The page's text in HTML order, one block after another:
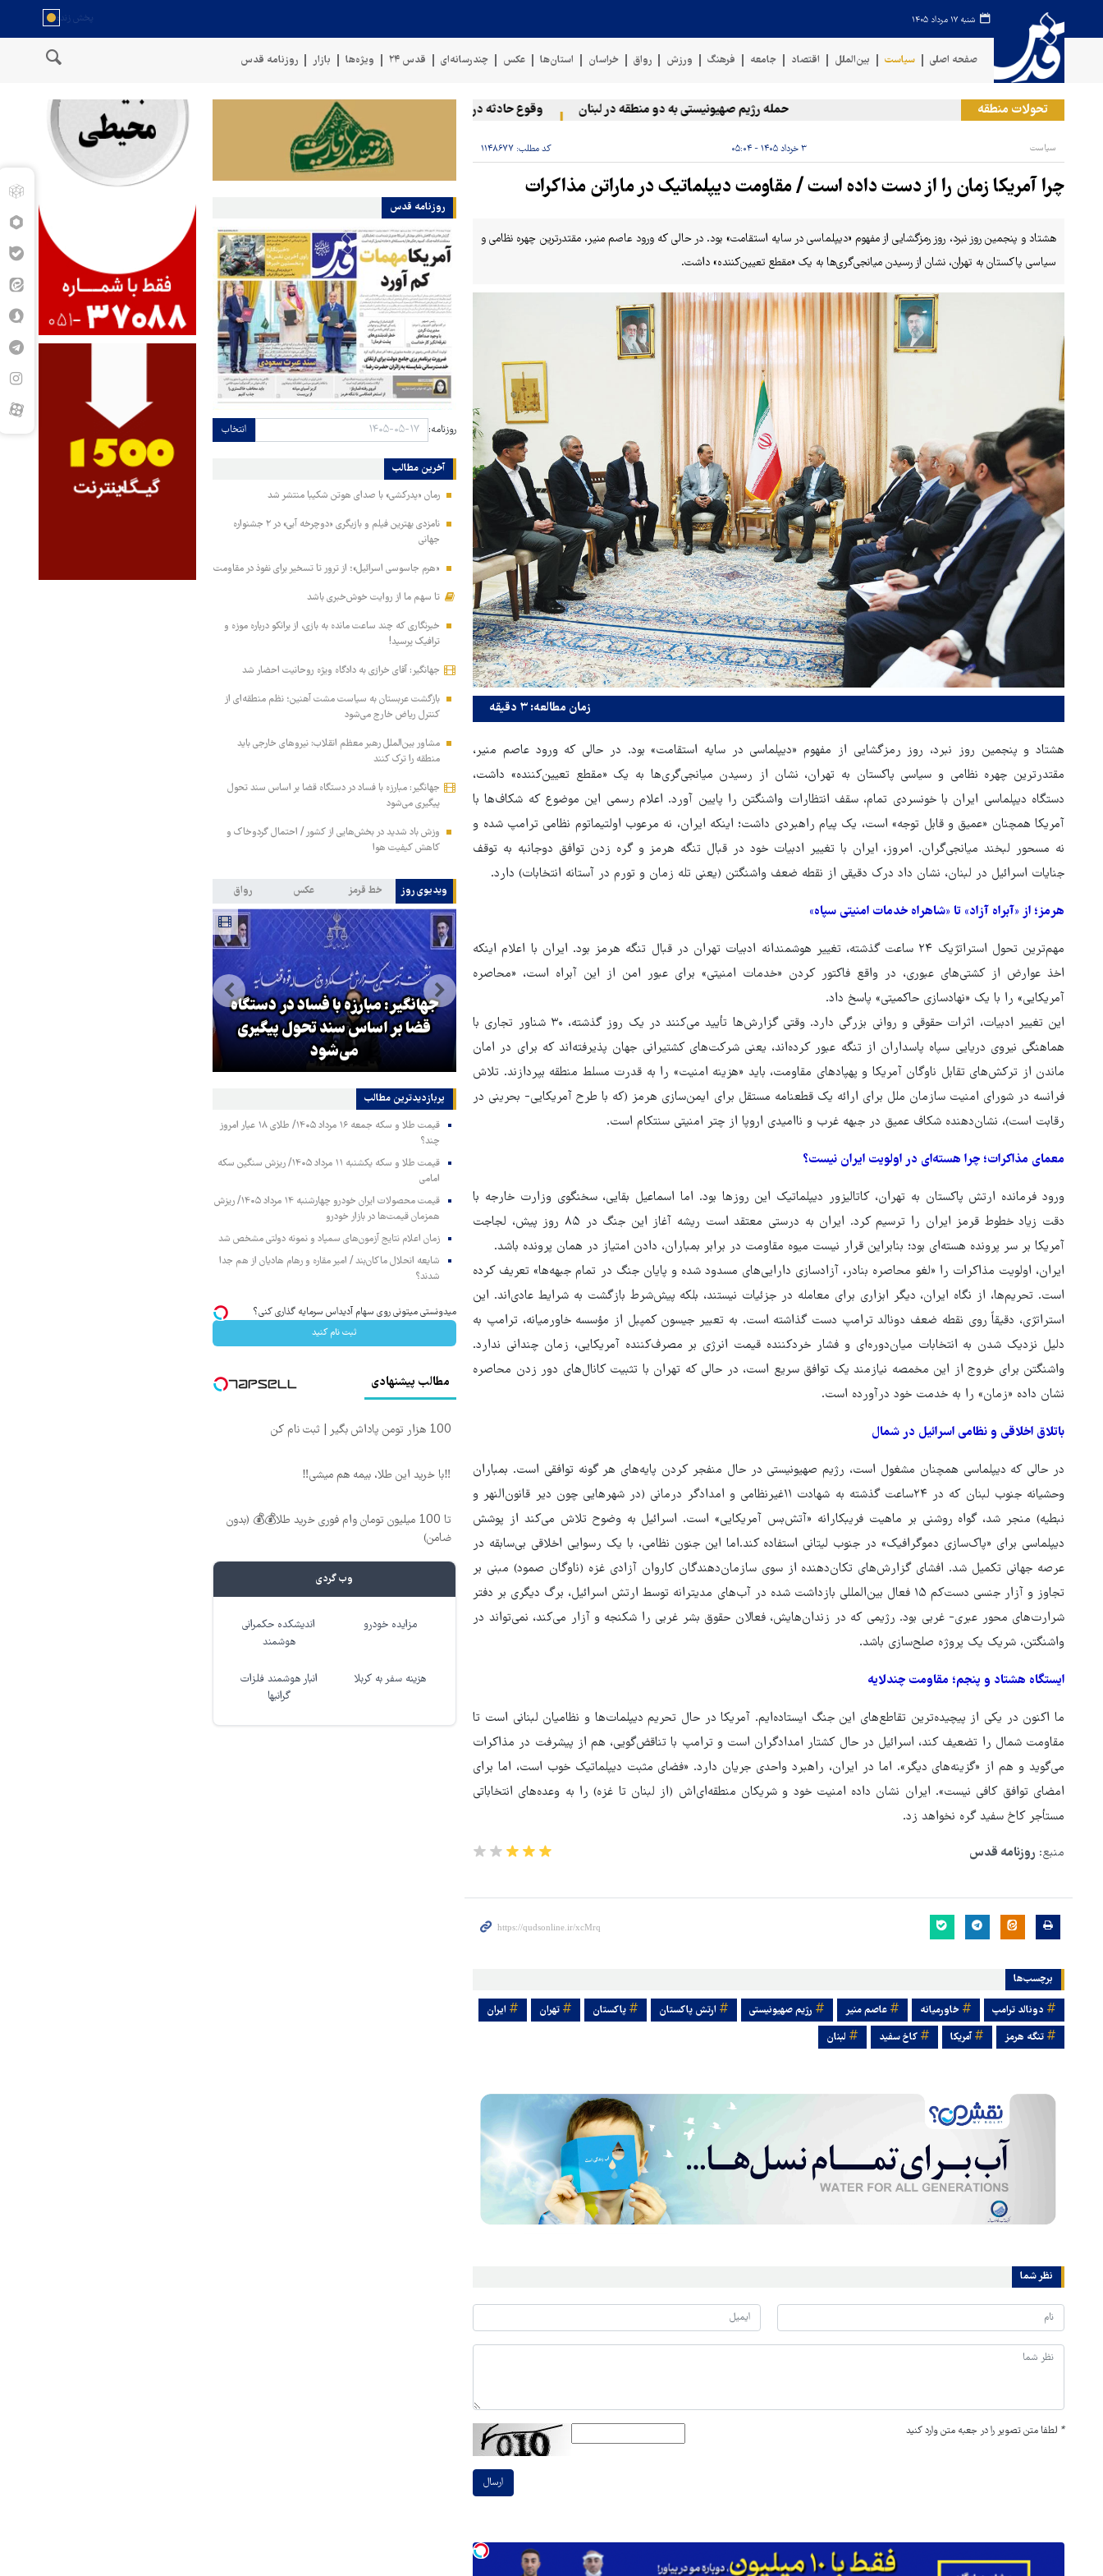
شنبه ۱۷ مرداد ۱۴۰۵
صفحه اصلی سیاست بین‌الملل اقتصاد جامعه فرهنگ ورزش رواق خراسان استان‌ها عکس چندرسانه‌ای قدس ۲۴ ویژه‌ها بازار روزنامه قدس
تحولات منطقه حمله رژیم صهیونیستی به دو منطقه در لبنان وقوع حادثه دریایی در سواحل عمان سخنگوی نیروهای مسلح یمن: کشتی نفتی عربستان را با موشک بالستیک
سیاست ۳ خرداد ۱۴۰۵ - ۰۵:۰۴ کد مطلب: ۱۱۴۸۶۷۷
چرا آمریکا زمان را از دست داده است / مقاومت دیپلماتیک در ماراتن مذاکرات
هشتاد و پنجمین روز نبرد، روز رمزگشایی از مفهوم «دیپلماسی در سایه‌ استقامت» بود. در حالی که ورود عاصم منیر، مقتدرترین چهره‌ نظامی و
سیاسی پاکستان به تهران، نشان از رسیدن میانجی‌گری‌ها به یک «مقطع تعیین‌کننده» داشت.
زمان مطالعه: ۳ دقیقه
هشتاد و پنجمین روز نبرد، روز رمزگشایی از مفهوم «دیپلماسی در سایه‌ استقامت» بود. در حالی که ورود عاصم منیر،
مقتدرترین چهره‌ نظامی و سیاسی پاکستان به تهران، نشان از رسیدن میانجی‌گری‌ها به یک «مقطع تعیین‌کننده» داشت،
دستگاه دیپلماسی ایران با خونسردی تمام، سقف انتظارات واشنگتن را پایین آورد. اعلام رسمی این موضوع که شکاف‌ها با
آمریکا همچنان «عمیق و قابل‌ توجه» است، یک پیام راهبردی داشت؛ اینکه ایران، نه مرعوب اولتیماتوم نظامی ترامپ شده و
نه مسحور لبخند میانجی‌گران. امروز، ایران با تغییر ادبیات خود در قبال تنگه هرمز و گره زدن توافق دوجانبه به توقف
جنایات اسرائیل در لبنان، نشان داد درک دقیقی از نقطه ‌ضعف واشنگتن (یعنی تله‌ زمان و تورم در آستانه‌ انتخابات) دارد.
هرمز؛ از «آبراه آزاد» تا «شاهراه خدمات امنیتی سپاه»
مهم‌ترین تحول استراتژیک ۲۴ ساعت گذشته، تغییر هوشمندانه‌ ادبیات تهران در قبال تنگه هرمز بود. ایران با اعلام اینکه
اخذ عوارض از کشتی‌های عبوری، در واقع فاکتور کردن «خدمات امنیتی» برای عبور امن از این آبراه است، «محاصره‌
آمریکایی» را با یک «نهادسازی حاکمیتی» پاسخ داد.
این تغییر ادبیات، اثرات حقوقی و روانی بزرگی دارد. وقتی گزارش‌ها تأیید می‌کنند در یک روز گذشته، ۳۰ شناور تجاری با
هماهنگی نیروی دریایی سپاه پاسداران از تنگه عبور کرده‌اند، یعنی شرکت‌های کشتیرانی جهان پذیرفته‌اند که برای در امان
ماندن از ترکش‌های تقابل ناوگان آمریکا و پهپادهای مقاومت، باید «هزینه‌ امنیت» را به قدرت مسلط منطقه بپردازند. تلاش
فرانسه در شورای امنیت سازمان ملل برای ارائه‌ یک قطعنامه‌ مستقل برای ایمن‌سازی هرمز (که با طرح آمریکایی- بحرینی در
رقابت است)، نشان‌دهنده‌ شکاف عمیق در جبهه‌ غرب و ناامیدی اروپا از چتر امنیتی سنتکام است.
معمای مذاکرات؛ چرا هسته‌ای در اولویت ایران نیست؟
ورود فرمانده ارتش پاکستان به تهران، کاتالیزور دیپلماتیک این روزها بود. اما اسماعیل بقایی، سخنگوی وزارت خارجه با
دقت زیاد خطوط قرمز ایران را ترسیم کرد. ایران به درستی معتقد است ریشه‌ آغاز این جنگ در ۸۵ روز پیش، لجاجت
آمریکا بر سر پرونده هسته‌ای بود؛ بنابراین قرار نیست میوه‌ مقاومت در برابر بمباران، دادن امتیاز در همان پرونده باشد.
ایران، اولویت مذاکرات را «لغو محاصره‌ بنادر، آزادسازی دارایی‌های مسدود شده و پایان جنگ در تمام جبهه‌ها» تعریف کرده
است. تحریم‌ها، از نگاه ایران، دیگر ابزاری برای معامله در جزئیات نیستند، بلکه پیش‌شرط بازگشت به شرایط عادی‌اند. این
استراتژی، دقیقاً روی نقطه ‌ضعف دونالد ترامپ دست گذاشته است. به تعبیر جیسون کمپبل از مؤسسه خاورمیانه، ترامپ به
دلیل نزدیک شدن به انتخابات میان‌دوره‌ای و فشار خردکننده‌ قیمت انرژی بر مصرف‌کننده‌ آمریکایی، زمان چندانی ندارد.
واشنگتن برای خروج از این مخمصه نیازمند یک توافق سریع است، در حالی که تهران با تثبیت کانال‌های دور زدن محاصره
نشان داده «زمان» را به خدمت خود درآورده است.
باتلاق اخلاقی و نظامی اسرائیل در شمال
در حالی که دیپلماسی همچنان مشغول است، رژیم صهیونیستی در حال منفجر کردن پایه‌های هر گونه توافقی است. بمباران
وحشیانه‌ جنوب لبنان که در ۲۴ساعت گذشته به شهادت ۱۱غیرنظامی و امدادگر درمانی (در شهرهایی چون دیر قانون‌النهر و
نبطیه) منجر شد، گواه روشنی بر ماهیت فریبکارانه‌ «آتش‌بس آمریکایی» است. اسرائیل به وضوح تلاش می‌کند از پوشش
دیپلماسی برای «پاک‌سازی دموگرافیک» در جنوب لیتانی استفاده کند.اما این جنون نظامی، با یک رسوایی اخلاقی بی‌سابقه در
عرصه جهانی تکمیل شد. افشای گزارش‌های تکان‌دهنده از سوی سازمان‌دهندگان کاروان آزادی غزه (ناوگان صمود) مبنی بر
تجاوز و آزار جنسی دست‌کم ۱۵ فعال بین‌المللی بازداشت‌ شده در آب‌های مدیترانه توسط ارتش اسرائیل، برگ دیگری بر دفتر
شرارت‌های محور عبری- غربی بود. رژیمی که در زندان‌هایش، فعالان حقوق‌ بشر غربی را شکنجه و آزار می‌کند، نمی‌تواند در
واشنگتن، شریک یک پروژه‌ صلح‌سازی باشد.
ایستگاه هشتاد و پنجم؛ مقاومت چندلایه
ما اکنون در یکی از پیچیده‌ترین تقاطع‌های این جنگ ایستاده‌ایم. آمریکا در حال تحریم دیپلمات‌ها و نظامیان لبنانی است تا
مقاومت شمال را تضعیف کند، اسرائیل در حال کشتار امدادگران است و ترامپ با تناقض‌گویی، هم از پیشرفت در مذاکرات
می‌گوید و هم از «گزینه‌های دیگر». اما در ایران، راهبرد واحدی جریان دارد. «فضای مثبت دیپلماتیک خوب است، اما برای
امضای توافق کافی نیست». ایران نشان داده امنیت خود و شریکان منطقه‌ای‌اش (از لبنان تا غزه) را به وعده‌های انتخاباتی
مستأجر کاخ سفید گره نخواهد زد.
منبع: روزنامه قدس
برچسب‌ها
دونالد ترامپ خاورمیانه عاصم منیر رژیم صهیونیستی ارتش پاکستان پاکستان تهران
ایران
تنگه هرمز
آمریکا کاخ سفید لبنان
نظر شما
* لطفا متن تصویر را در جعبه متن وارد کنید
ارسال
روزنامه قدس
روزنامه: انتخاب
آخرین مطالب
رمان «پدرکشی» با صدای هوتن شکیبا منتشر شد
نامزدی بهترین فیلم و بازیگری «دوچرخه آبی» در ۲ جشنواره
جهانی
«هرم جاسوسی اسرائیل»؛ از ترور تا تسخیر برای نفوذ در مقاومت
تا سهم ما از روایت خوش‌خبری باشد
خبرنگاری که چند ساعت مانده به بازی، از برانکو درباره موزه و
ترافیک پرسید!
جهانگیر: آقای خرازی به دادگاه ویژه روحانیت احضار شد
بازگشت عربستان به سیاست مشت آهنین؛ نظم منطقه‌ای از
کنترل ریاض خارج می‌شود
مشاور بین‌الملل رهبر معظم انقلاب: نیروهای خارجی باید
منطقه را ترک کنند
جهانگیر: مبارزه با فساد در دستگاه قضا بر اساس سند تحول
پیگیری می‌شود
وزش باد شدید در بخش‌هایی از کشور / احتمال گردوخاک و
کاهش کیفیت هوا
ویدیوی روز خط قرمز عکس رواق
سناتور آمریکایی: ترامپ باید بیکار
شود
جهانگیر: آقای خرازی به دادگاه
ویژه روحانیت احضار شد
جهانگیر: مبارزه با فساد در دستگاه
قضا بر اساس سند تحول پیگیری
می‌شود
پربازدیدترین‌ مطالب
قیمت طلا و سکه جمعه ۱۶ مرداد ۱۴۰۵/ طلای ۱۸ عیار امروز
چند؟
قیمت طلا و سکه یکشنبه ۱۱ مرداد ۱۴۰۵/ ریزش سنگین سکه
امامی
قیمت محصولات ایران خودرو چهارشنبه ۱۴ مرداد ۱۴۰۵/ ریزش
همزمان قیمت‌ها در بازار خودرو
زمان اعلام نتایج آزمون‌های سمپاد و نمونه دولتی مشخص شد
شایعه انحلال ماکان‌بند / امیر مقاره و رهام هادیان از هم جدا
شدند؟
میدونستی میتونی روی سهام آدیداس سرمایه گذاری کنی؟
ثبت نام کنید
مطالب پیشنهادی
100 هزار تومن پاداش بگیر | ثبت نام کن
‼️با خرید این طلا، بیمه هم میشی‼️
تا 100 میلیون تومان وام فوری خرید طلا💰💰 (بدون
ضامن)
وب گردی
مزایده خودرو
اندیشکده حکمرانی
هوشمند
هزینه سفر به کربلا
انبار هوشمند فلزات
گرانبها